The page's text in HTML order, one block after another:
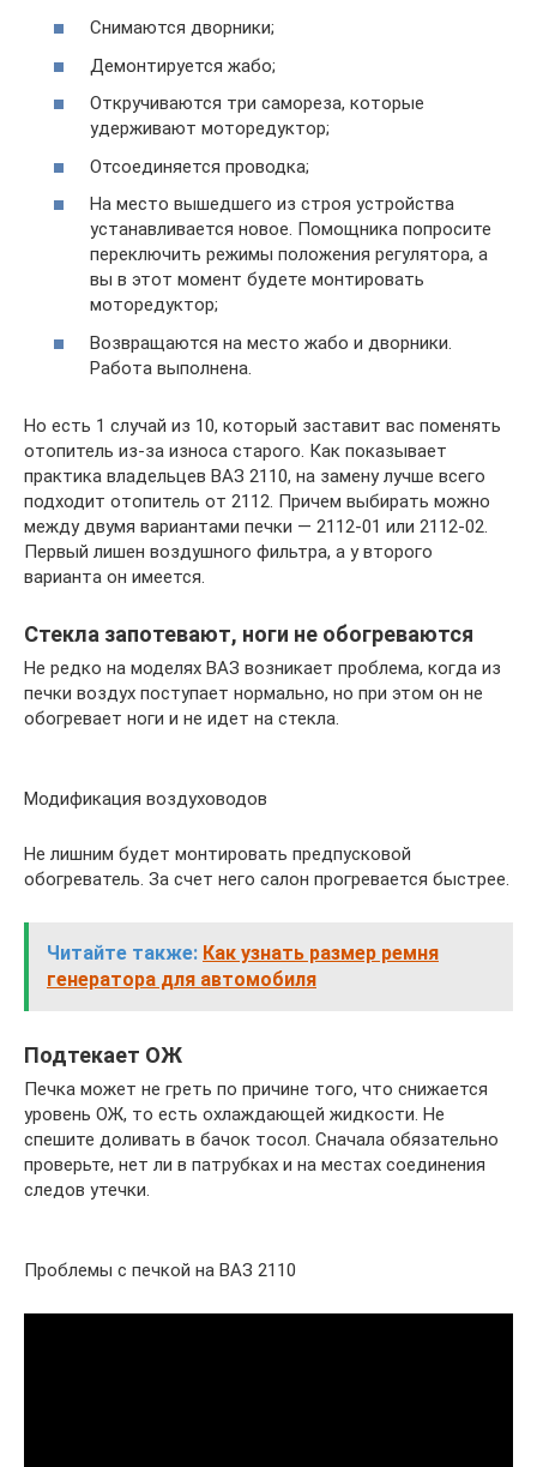
Снимаются дворники;
Демонтируется жабо;
Откручиваются три самореза, которые
удерживают моторедуктор;
Отсоединяется проводка;
На место вышедшего из строя устройства
устанавливается новое. Помощника попросите
переключить режимы положения регулятора, а
вы в этот момент будете монтировать
моторедуктор;
Возвращаются на место жабо и дворники.
Работа выполнена.
Но есть 1 случай из 10, который заставит вас поменять
отопитель из-за износа старого. Как показывает
практика владельцев ВАЗ 2110, на замену лучше всего
подходит отопитель от 2112. Причем выбирать можно
между двумя вариантами печки — 2112-01 или 2112-02.
Первый лишен воздушного фильтра, а у второго
варианта он имеется.
Стекла запотевают, ноги не обогреваются
Не редко на моделях ВАЗ возникает проблема, когда из
печки воздух поступает нормально, но при этом он не
обогревает ноги и не идет на стекла.
Модификация воздуховодов
Не лишним будет монтировать предпусковой
обогреватель. За счет него салон прогревается быстрее.
Читайте также: Как узнать размер ремня
генератора для автомобиля
Подтекает ОЖ
Печка может не греть по причине того, что снижается
уровень ОЖ, то есть охлаждающей жидкости. Не
спешите доливать в бачок тосол. Сначала обязательно
проверьте, нет ли в патрубках и на местах соединения
следов утечки.
Проблемы с печкой на ВАЗ 2110